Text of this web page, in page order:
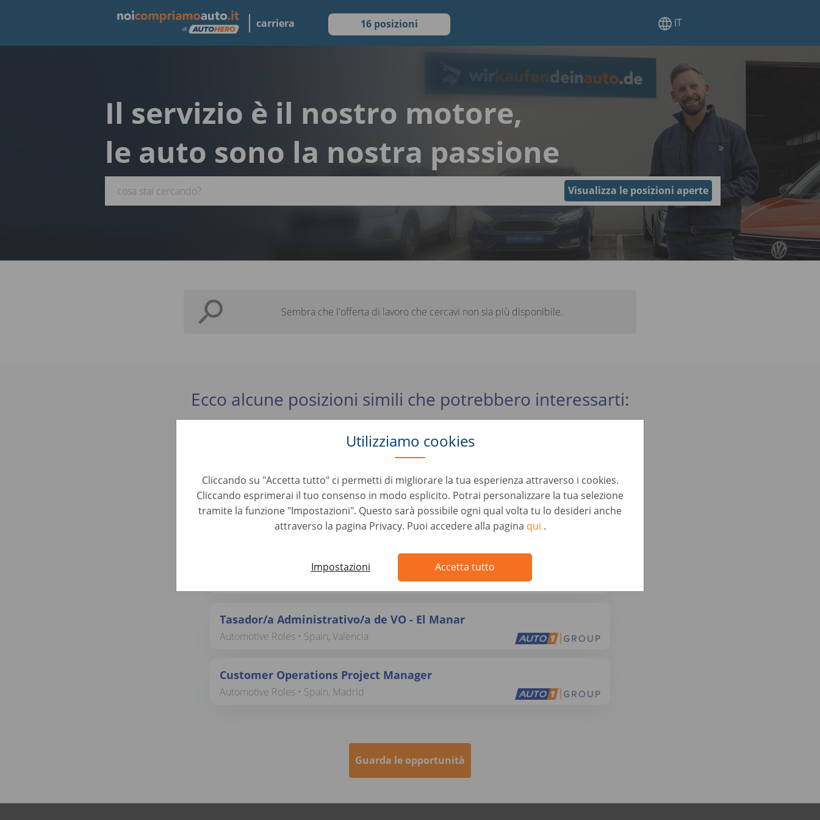
carriera 16 posizioni IT
Utilizziamo cookies
Cliccando su "Accetta tutto" ci permetti di migliorare la tua esperienza attraverso i cookies.
Cliccando esprimerai il tuo consenso in modo esplicito. Potrai personalizzare la tua selezione
tramite la funzione "Impostazioni". Questo sarà possibile ogni qual volta tu lo desideri anche
attraverso la pagina Privacy. Puoi accedere alla pagina qui .
Impostazioni Accetta tutto
Il servizio è il nostro motore,
le auto sono la nostra passione
Visualizza le posizioni aperte
Sembra che l'offerta di lavoro che cercavi non sia più disponibile.
Ecco alcune posizioni simili che potrebbero interessarti:
Mecánico/a de vehículos para Alemania
Automotive Roles • Spain, Zaragoza
Operations Project Manager (Logistics & Production)
Tasador/a Administrativo/a de VO - El Manar
Automotive Roles • Spain, Valencia
Customer Operations Project Manager
Automotive Roles • Spain, Madrid
Guarda le opportunità